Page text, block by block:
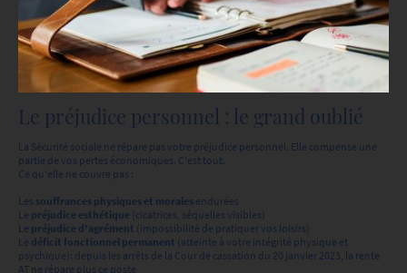
Le préjudice personnel : le grand oublié
La Sécurité sociale ne répare pas votre préjudice personnel. Elle compense une
partie de vos pertes économiques. C'est tout.
Ce qu'elle ne couvre pas :
Les souffrances physiques et morales endurées
Le préjudice esthétique (cicatrices, séquelles visibles)
Le préjudice d'agrément (impossibilité de pratiquer vos loisirs)
Le déficit fonctionnel permanent (atteinte à votre intégrité physique et
psychique): depuis les arrêts de la Cour de cassation du 20 janvier 2023, la rente
AT ne répare plus ce poste